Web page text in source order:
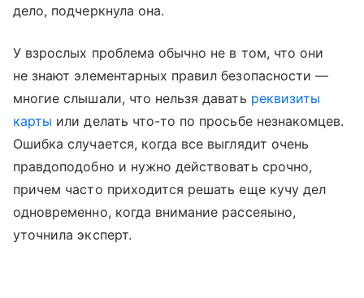
дело, подчеркнула она.
У взрослых проблема обычно не в том, что они
не знают элементарных правил безопасности —
многие слышали, что нельзя давать реквизиты
карты или делать что-то по просьбе незнакомцев.
Ошибка случается, когда все выглядит очень
правдоподобно и нужно действовать срочно,
причем часто приходится решать еще кучу дел
одновременно, когда внимание рассеяыно,
уточнила эксперт.